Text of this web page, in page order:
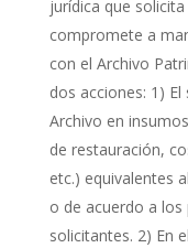
jurídica que
compromete a
con el Archivo
dos acciones: 1)
Archivo en
de restauración,
etc.) equivalentes
o de acuerdo a
solicitantes. 2) En